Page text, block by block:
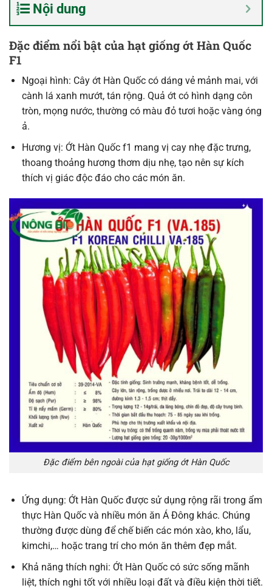
Nội dung
Đặc điểm nổi bật của hạt giống ớt Hàn Quốc
F1
Ngoại hình: Cây ớt Hàn Quốc có dáng vẻ mảnh mai, với
cành lá xanh mướt, tán rộng. Quả ớt có hình dạng côn
tròn, mọng nước, thường có màu đỏ tươi hoặc vàng óng
ả.
Hương vị: Ớt Hàn Quốc f1 mang vị cay nhẹ đặc trưng,
thoang thoảng hương thơm dịu nhẹ, tạo nên sự kích
thích vị giác độc đáo cho các món ăn.
Đặc điểm bên ngoài của hạt giống ớt Hàn Quốc
Ứng dụng: Ớt Hàn Quốc được sử dụng rộng rãi trong ẩm
thực Hàn Quốc và nhiều món ăn Á Đông khác. Chúng
thường được dùng để chế biến các món xào, kho, lẩu,
kimchi,… hoặc trang trí cho món ăn thêm đẹp mắt.
Khả năng thích nghi: Ớt Hàn Quốc có sức sống mãnh
liệt, thích nghi tốt với nhiều loại đất và điều kiện thời tiết.